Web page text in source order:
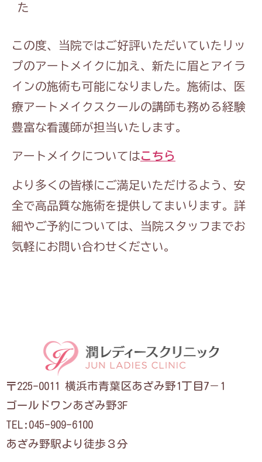
た
この度、当院ではご好評いただいていたリッ
プのアートメイクに加え、新たに眉とアイラ
インの施術も可能になりました。施術は、医
療アートメイクスクールの講師も務める経験
豊富な看護師が担当いたします。
アートメイクについてはこちら
より多くの皆様にご満足いただけるよう、安
全で高品質な施術を提供してまいります。詳
細やご予約については、当院スタッフまでお
気軽にお問い合わせください。
〒225-0011 横浜市青葉区あざみ野1丁目7－1
ゴールドワンあざみ野3F
TEL:045-909-6100
あざみ野駅より徒歩３分